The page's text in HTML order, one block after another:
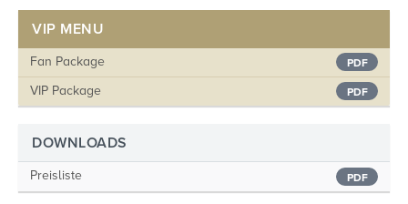
VIP MENU
Fan Package PDF
VIP Package PDF
DOWNLOADS
Preisliste PDF